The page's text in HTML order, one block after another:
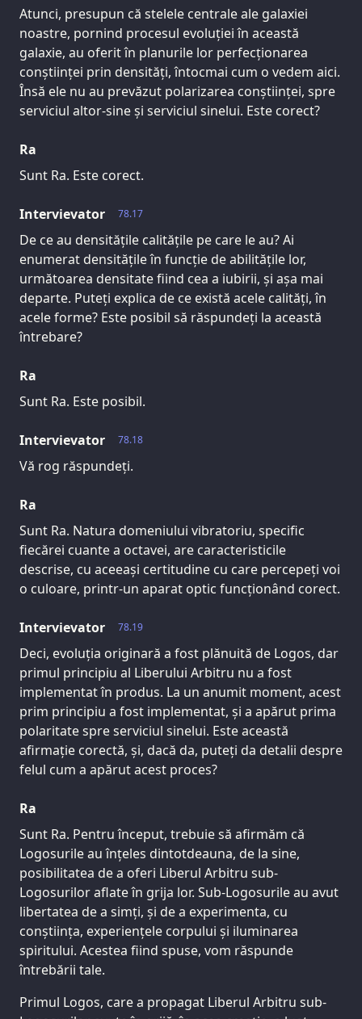
Atunci, presupun că stelele centrale ale galaxiei
noastre, pornind procesul evoluției în această
galaxie, au oferit în planurile lor perfecționarea
conștiinței prin densități, întocmai cum o vedem aici.
Însă ele nu au prevăzut polarizarea conștiinței, spre
serviciul altor-sine și serviciul sinelui. Este corect?
Ra
Sunt Ra. Este corect.
78.17
Intervievator
De ce au densitățile calitățile pe care le au? Ai
enumerat densitățile în funcție de abilitățile lor,
următoarea densitate fiind cea a iubirii, și așa mai
departe. Puteți explica de ce există acele calități, în
acele forme? Este posibil să răspundeți la această
întrebare?
Ra
Sunt Ra. Este posibil.
78.18
Intervievator
Vă rog răspundeți.
Ra
Sunt Ra. Natura domeniului vibratoriu, specific
fiecărei cuante a octavei, are caracteristicile
descrise, cu aceeași certitudine cu care percepeți voi
o culoare, printr-un aparat optic funcționând corect.
78.19
Intervievator
Deci, evoluția originară a fost plănuită de Logos, dar
primul principiu al Liberului Arbitru nu a fost
implementat în produs. La un anumit moment, acest
prim principiu a fost implementat, și a apărut prima
polaritate spre serviciul sinelui. Este această
afirmație corectă, și, dacă da, puteți da detalii despre
felul cum a apărut acest proces?
Ra
Sunt Ra. Pentru început, trebuie să afirmăm că
Logosurile au înțeles dintotdeauna, de la sine,
posibilitatea de a oferi Liberul Arbitru sub-
Logosurilor aflate în grija lor. Sub-Logosurile au avut
libertatea de a simți, și de a experimenta, cu
conștiința, experiențele corpului și iluminarea
spiritului. Acestea fiind spuse, vom răspunde
întrebării tale.
Primul Logos, care a propagat Liberul Arbitru sub-